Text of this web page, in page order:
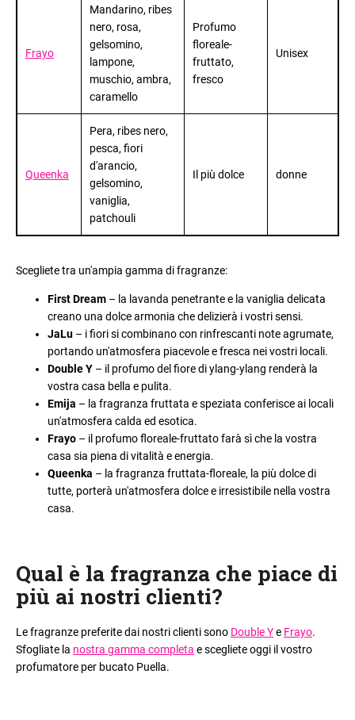
Frayo
Mandarino, ribes
nero, rosa,
gelsomino,
lampone,
muschio, ambra,
caramello
Profumo
floreale-
fruttato,
fresco
Unisex
Queenka
Pera, ribes nero,
pesca, fiori
d'arancio,
gelsomino,
vaniglia,
patchouli
Il più dolce donne
Scegliete tra un'ampia gamma di fragranze:
First Dream – la lavanda penetrante e la vaniglia delicata
creano una dolce armonia che delizierà i vostri sensi.
JaLu – i fiori si combinano con rinfrescanti note agrumate,
portando un'atmosfera piacevole e fresca nei vostri locali.
Double Y – il profumo del fiore di ylang-ylang renderà la
vostra casa bella e pulita.
Emija – la fragranza fruttata e speziata conferisce ai locali
un'atmosfera calda ed esotica.
Frayo – il profumo floreale-fruttato farà sì che la vostra
casa sia piena di vitalità e energia.
Queenka – la fragranza fruttata-floreale, la più dolce di
tutte, porterà un'atmosfera dolce e irresistibile nella vostra
casa.
Qual è la fragranza che piace di
più ai nostri clienti?
Le fragranze preferite dai nostri clienti sono Double Ye Frayo.
Sfogliate la nostra gamma completa e scegliete oggi il vostro
profumatore per bucato Puella.